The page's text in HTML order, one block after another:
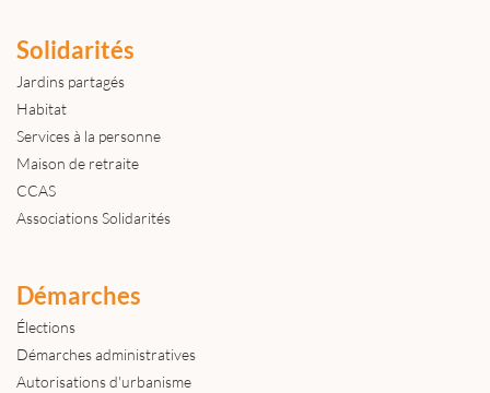
Solidarités
Jardins partagés
Habitat
Services à la personne
Maison de retraite
CCAS
Associations Solidarités
Démarches
Élections
Démarches administratives
Autorisations d'urbanisme